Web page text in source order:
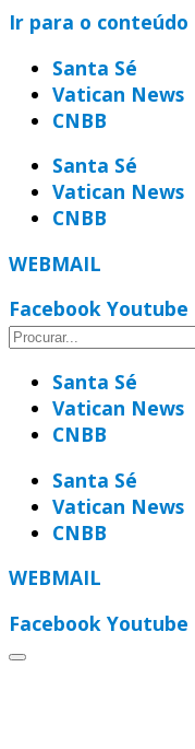
Ir para o conteúdo
Santa Sé
Vatican News
CNBB
Santa Sé
Vatican News
CNBB
WEBMAIL
Facebook Youtube
Santa Sé
Vatican News
CNBB
Santa Sé
Vatican News
CNBB
WEBMAIL
Facebook Youtube